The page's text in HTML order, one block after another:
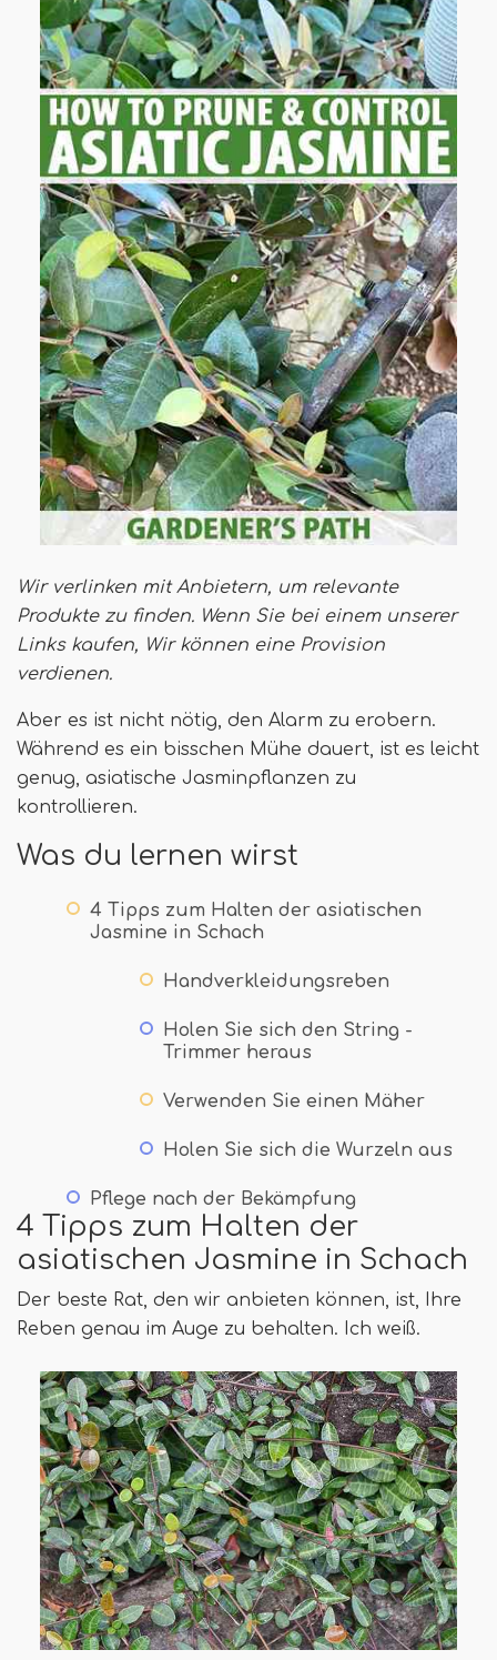
Wir verlinken mit Anbietern, um relevante
Produkte zu finden. Wenn Sie bei einem unserer
Links kaufen, Wir können eine Provision
verdienen.
Aber es ist nicht nötig, den Alarm zu erobern.
Während es ein bisschen Mühe dauert, ist es leicht
genug, asiatische Jasminpflanzen zu
kontrollieren.
Was du lernen wirst
4 Tipps zum Halten der asiatischen
Jasmine in Schach
Handverkleidungsreben
Holen Sie sich den String -
Trimmer heraus
Verwenden Sie einen Mäher
Holen Sie sich die Wurzeln aus
Pflege nach der Bekämpfung
4 Tipps zum Halten der
asiatischen Jasmine in Schach
Der beste Rat, den wir anbieten können, ist, Ihre
Reben genau im Auge zu behalten. Ich weiß.